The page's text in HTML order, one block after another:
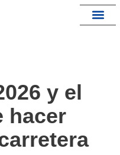
y el
hacer